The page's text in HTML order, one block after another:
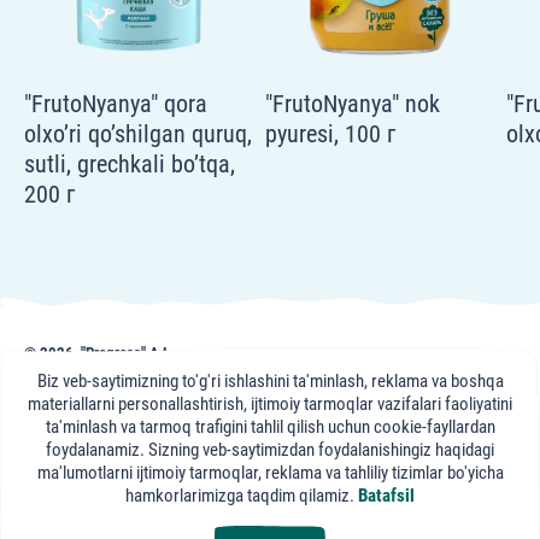
"FrutoNyanya" qora
olxo’ri qo’shilgan quruq,
sutli, grechkali bo’tqa,
200 г
"FrutoNyanya" nok
pyuresi, 100 г
© 2026, "Progress" AJ
frutonyanya.uz sahifasidagi nashr, maslahat va videomateriallar axborot uchun
keltirilgan. Portal mutaxassislari maslahati axborot xususiyatiga ega bo'lib,
sizning davolovchi shifokoringizga tashrifning o'rnini bosa olmaydi.
"FrutoNyanya"
ijtimoiy tarmoqlarda:
Biz veb-saytimizning to'g'ri ishlashini ta'minlash, reklama va boshqa
materiallarni personallashtirish, ijtimoiy tarmoqlar vazifalari faoliyatini
ta'minlash va tarmoq trafigini tahlil qilish uchun cookie-fayllardan
foydalanamiz. Sizning veb-saytimizdan foydalanishingiz haqidagi
ma'lumotlarni ijtimoiy tarmoqlar, reklama va tahliliy tizimlar bo'yicha
hamkorlarimizga taqdim qilamiz. Batafsil